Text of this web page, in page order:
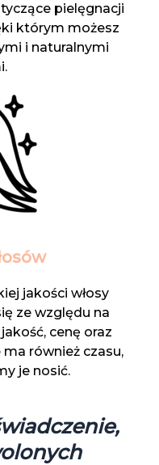
pielęgnacji
którym możesz
i naturalnymi
jakości włosy
ze względu na
cenę oraz
również czasu,
je nosić.